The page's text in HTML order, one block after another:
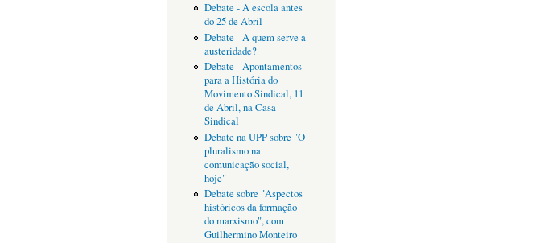
Debate - A escola antes
do 25 de Abril
Debate - A quem serve a
austeridade?
Debate - Apontamentos
para a História do
Movimento Sindical, 11
de Abril, na Casa
Sindical
Debate na UPP sobre "O
pluralismo na
comunicação social,
hoje"
Debate sobre "Aspectos
históricos da formação
do marxismo", com
Guilhermino Monteiro